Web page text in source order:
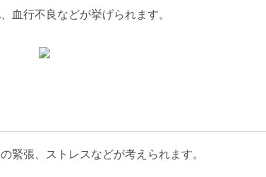
血行不良などが挙げられます。
緊張、ストレスなどが考えられます。